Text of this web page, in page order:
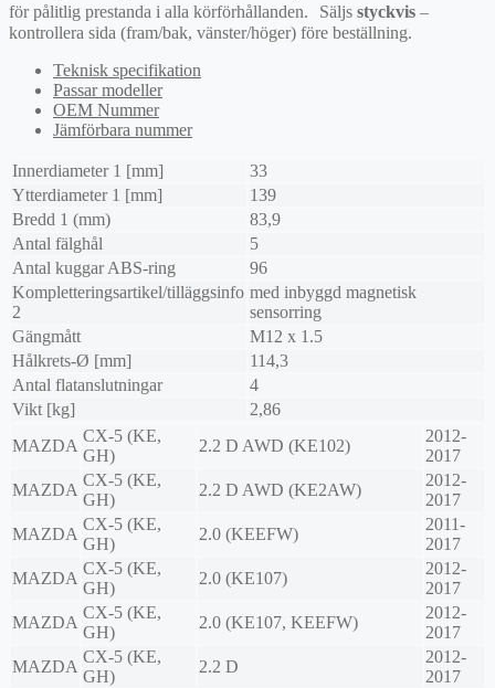
för pålitlig prestanda i alla körförhållanden. Säljs styckvis –
kontrollera sida (fram/bak, vänster/höger) före beställning.
Teknisk specifikation
Passar modeller
OEM Nummer
Jämförbara nummer
Innerdiameter 1 [mm]
33
Ytterdiameter 1 [mm]
139
Bredd 1 (mm)
83,9
Antal fälghål
5
Antal kuggar ABS-ring
96
Kompletteringsartikel/tilläggsinfo
2
med inbyggd magnetisk
sensorring
Gängmått
M12 x 1.5
Hålkrets-Ø [mm]
114,3
Antal flatanslutningar
4
Vikt [kg]
2,86
MAZDA
CX-5 (KE,
GH)
2.2 D AWD (KE102)
2012-
2017
MAZDA
CX-5 (KE,
GH)
2.2 D AWD (KE2AW)
2012-
2017
MAZDA
CX-5 (KE,
GH)
2.0 (KEEFW)
2011-
2017
MAZDA
CX-5 (KE,
GH)
2.0 (KE107)
2012-
2017
MAZDA
CX-5 (KE,
GH)
2.0 (KE107, KEEFW)
2012-
2017
MAZDA
CX-5 (KE,
GH)
2.2 D
2012-
2017